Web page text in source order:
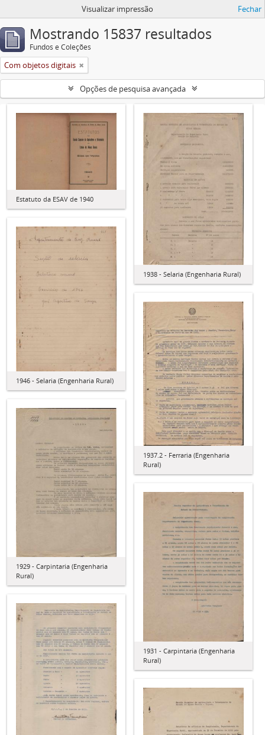
Visualizar impressão Fechar
Mostrando 15837 resultados
Fundos e Coleções
Com objetos digitais
Opções de pesquisa avançada
Estatuto da ESAV de 1940
1938 - Selaria (Engenharia Rural)
1946 - Selaria (Engenharia Rural)
1937.2 - Ferraria (Engenharia
Rural)
1929 - Carpintaria (Engenharia
Rural)
1931 - Carpintaria (Engenharia
Rural)